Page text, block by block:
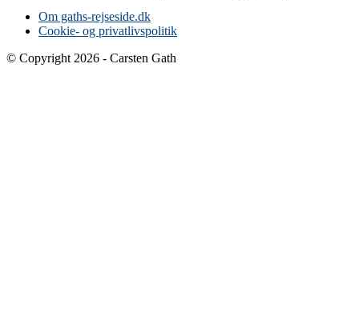
Om gaths-rejseside.dk
Cookie- og privatlivspolitik
© Copyright 2026 - Carsten Gath